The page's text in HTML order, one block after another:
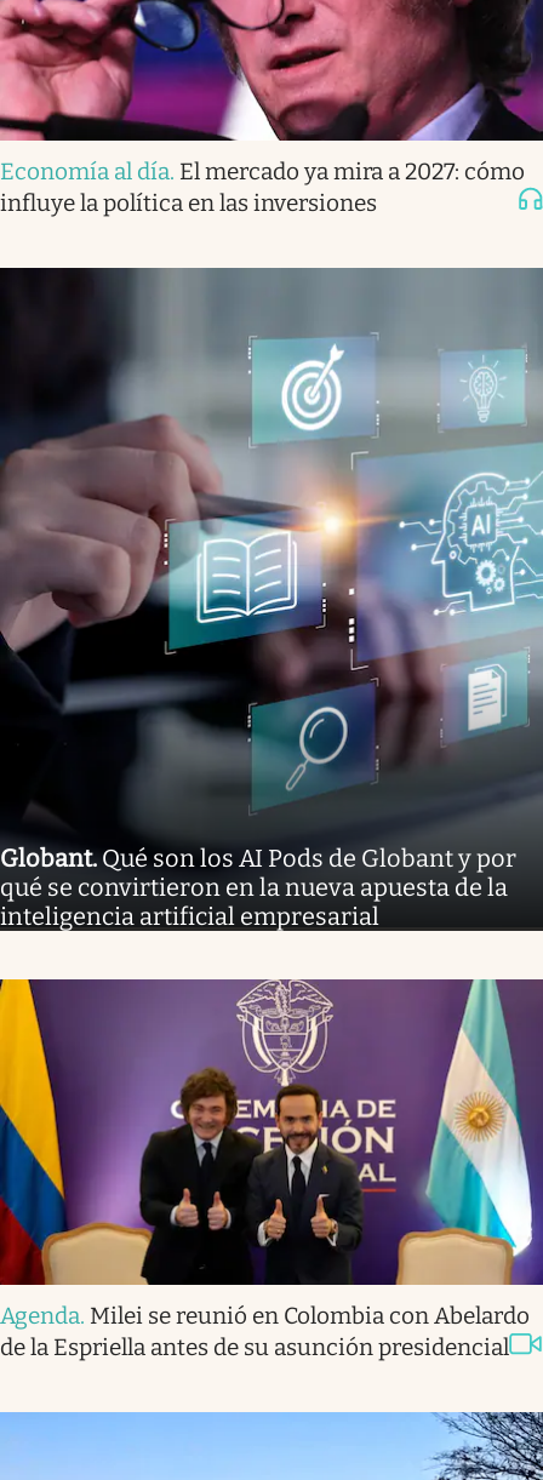
Economía al día. El mercado ya mira a 2027: cómo
influye la política en las inversiones
Globant.Qué son los AI Pods de Globant y por
qué se convirtieron en la nueva apuesta de la
inteligencia artificial empresarial
Agenda. Milei se reunió en Colombia con Abelardo
de la Espriella antes de su asunción presidencial